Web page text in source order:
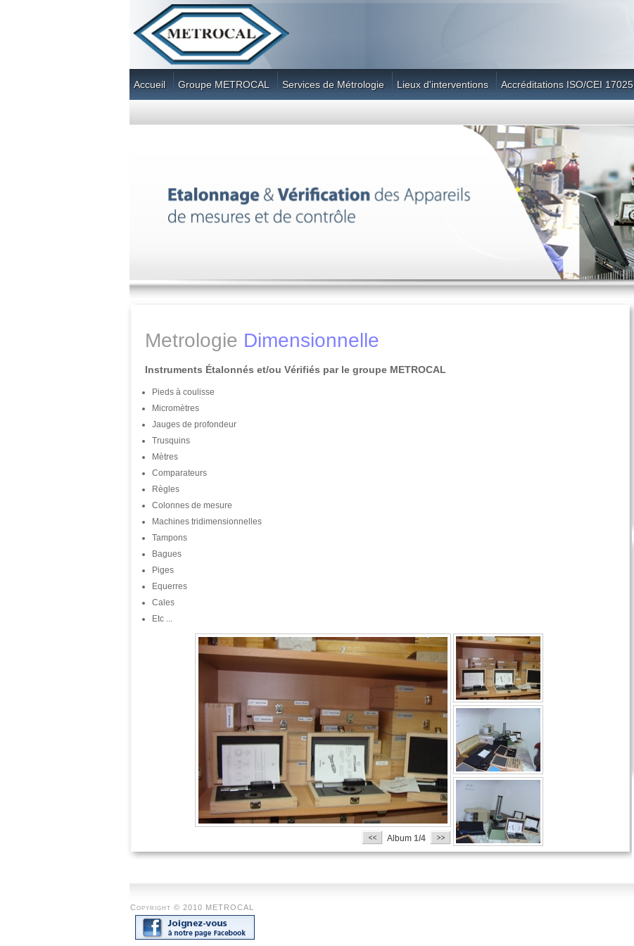
Accueil Groupe METROCAL Services de Métrologie Lieux d'interventions Accréditations ISO/CEI 17025
Metrologie Dimensionnelle
Instruments Étalonnés et/ou Vérifiés par le groupe METROCAL
Pieds à coulisse
Micromètres
Jauges de profondeur
Trusquins
Mètres
Comparateurs
Règles
Colonnes de mesure
Machines tridimensionnelles
Tampons
Bagues
Piges
Equerres
Cales
Etc ...
Album 1/4
Copyright © 2010 METROCAL